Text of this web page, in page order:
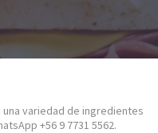
variedad de ingredientes
+56 9 7731 5562.